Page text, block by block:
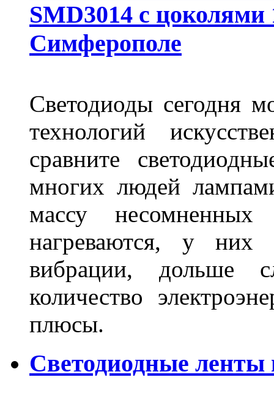
SMD3014 с цоколями
Симферополе
Светодиоды сегодня
технологий
сравните
многих людей
массу
нагреваются, у них
вибрации, дольше
количество
плюсы.
Светодиодные